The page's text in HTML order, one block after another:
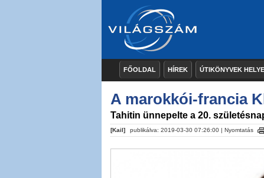
FŐOLDAL HÍREK ÚTIKÖNYVEK
A marokkói-francia
Tahitin ünnepelte a 20.
[Kail] publikálva: 2019-03-30 07:26:00 | Nyomtatás